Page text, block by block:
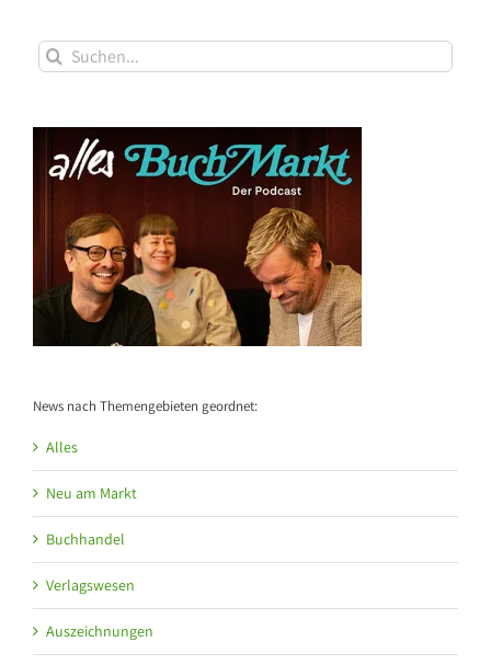
Suche
nach:
News nach Themengebieten geordnet:
Alles
Neu am Markt
Buchhandel
Verlagswesen
Auszeichnungen